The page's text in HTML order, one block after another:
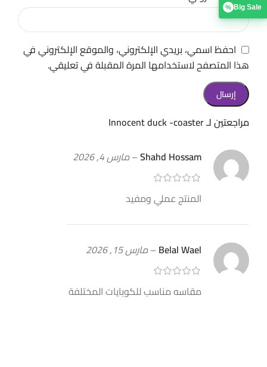
مراجعتين لـInnocent duck -coaster
Shahd Hossam
–مارس 4, 2026
المنتج عملي ومفيد
Belal Wael
–مارس 15, 2026
مقاسه مناسب للكوبايات المختلفة
احفظ اسمي، بريدي الإلكتروني، والموقع الإلكتروني في
هذا المتصفح لاستخدامها المرة المقبلة في تعليقي.
% Big Sale